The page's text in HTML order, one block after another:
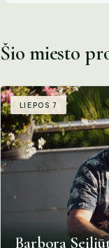
Šio miesto
LIEPOS 7
Barbora